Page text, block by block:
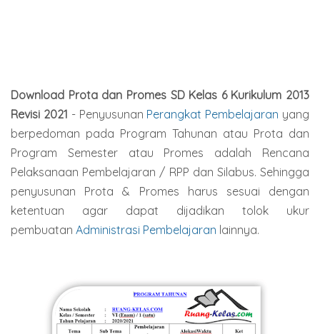
Download Prota dan Promes SD Kelas 6 Kurikulum 2013
Revisi 2021 - Penyusunan Perangkat Pembelajaran yang
berpedoman pada Program Tahunan atau Prota dan
Program Semester atau Promes adalah Rencana
Pelaksanaan Pembelajaran / RPP dan Silabus. Sehingga
penyusunan Prota & Promes harus sesuai dengan
ketentuan agar dapat dijadikan tolok ukur
pembuatan Administrasi Pembelajaran lainnya.